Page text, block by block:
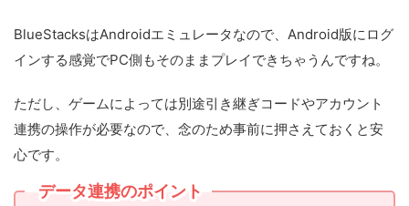
BlueStacksはAndroidエミュレータなので、Android版にログ
インする感覚でPC側もそのままプレイできちゃうんですね。
ただし、ゲームによっては別途引き継ぎコードやアカウント
連携の操作が必要なので、念のため事前に押さえておくと安
心です。
データ連携のポイント